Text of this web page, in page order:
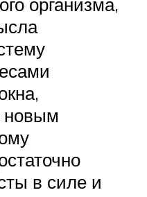
новым
в силе и